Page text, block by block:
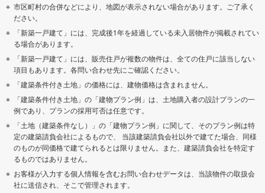
市区町村の合併などにより、地図が表示されない場合があります。ご了承く
ださい。
「新築一戸建て」には、完成後1年を経過している未入居物件が掲載されてい
る場合があります。
「新築一戸建て」には、販売住戸が複数の物件は、全ての住戸に該当しない
項目もあります。各問い合わせ先にご確認ください。
「建築条件付き土地」の価格には、建物価格は含まれません。
「建築条件付き土地」の「建物プラン例」は、土地購入者の設計プランの一
例であり、プランの採用可否は任意です。
「土地（建築条件なし）」の「建物プラン例」に関して、そのプラン例は特
定の建築請負会社によるもので、 当該建築請負会社以外で建てた場合、同様
のものが同価格で建てられるとは限りません。また、建築請負会社を特定す
るものではありません。
お客様が入力する個人情報を含むお問い合わせデータは、当該物件の取扱会
社に送信され、そこで管理されます。